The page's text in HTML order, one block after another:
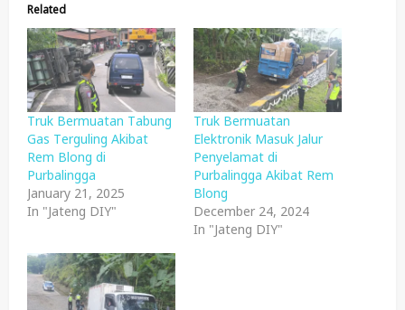
Related
Truk Bermuatan Tabung
Gas Terguling Akibat
Rem Blong di
Purbalingga
January 21, 2025
In "Jateng DIY"
Truk Bermuatan
Elektronik Masuk Jalur
Penyelamat di
Purbalingga Akibat Rem
Blong
December 24, 2024
In "Jateng DIY"